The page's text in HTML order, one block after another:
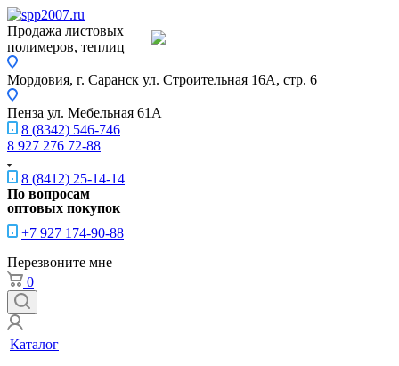
Продажа листовых
полимеров, теплиц
Мордовия, г. Саранск ул. Строительная 16A, стр. 6
Пенза ул. Мебельная 61А
8 (8342) 546-746
8 927 276 72-88
8 (8412) 25-14-14
По вопросам
оптовых покупок
+7 927 174-90-88
Перезвоните мне
0
Каталог